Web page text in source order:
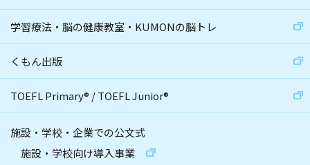
学習療法・脳の健康教室・KUMONの脳トレ
くもん出版
TOEFL Primary® /TOEFL Junior®
施設・学校・企業での公文式
施設・学校向け導入事業